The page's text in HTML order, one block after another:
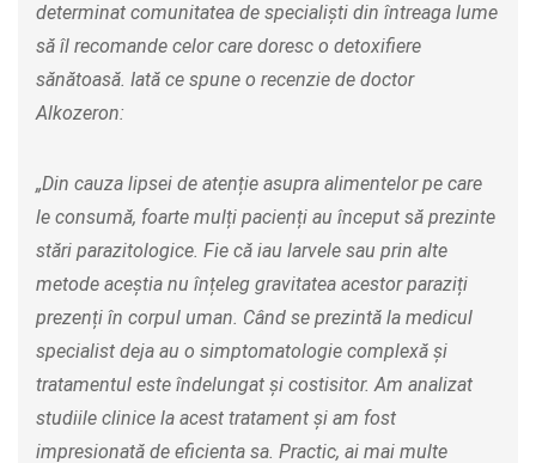
determinat comunitatea de specialiști din întreaga lume
să îl recomande celor care doresc o detoxifiere
sănătoasă. Iată ce spune o recenzie de doctor
Alkozeron:
„Din cauza lipsei de atenție asupra alimentelor pe care
le consumă, foarte mulți pacienți au început să prezinte
stări parazitologice. Fie că iau larvele sau prin alte
metode aceștia nu înțeleg gravitatea acestor paraziți
prezenți în corpul uman. Când se prezintă la medicul
specialist deja au o simptomatologie complexă și
tratamentul este îndelungat și costisitor. Am analizat
studiile clinice la acest tratament și am fost
impresionată de eficienta sa. Practic, ai mai multe